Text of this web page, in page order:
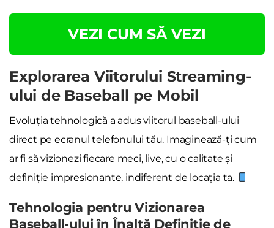
VEZI CUM SĂ VEZI
Explorarea Viitorului Streaming-
ului de Baseball pe Mobil
Evoluția tehnologică a adus viitorul baseball-ului
direct pe ecranul telefonului tău. Imaginează-ți cum
ar fi să vizionezi fiecare meci, live, cu o calitate și
definiție impresionante, indiferent de locația ta.
Tehnologia pentru Vizionarea
Baseball-ului în Înaltă Definiție de